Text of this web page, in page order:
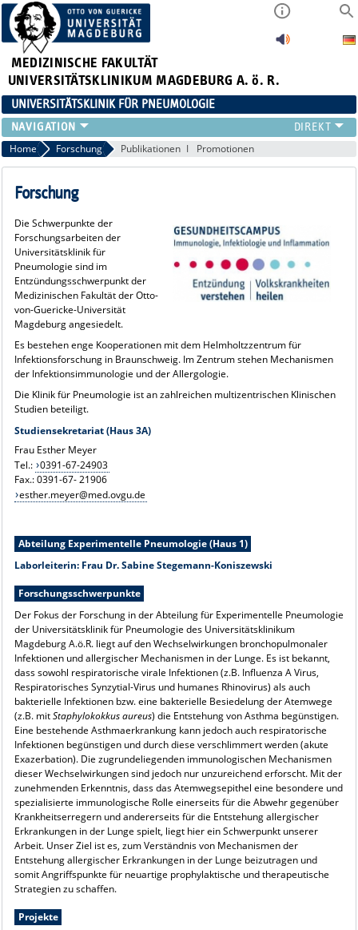
MEDIZINISCHE FAKULTÄT
UNIVERSITÄTSKLINIKUM MAGDEBURG A. ö. R.
UNIVERSITÄTSKLINIK FÜR PNEUMOLOGIE
KLINIK
STRUKTUR
TEAM
FORSCHUNG
LEHRE
NEWS
LINKS
Home Forschung Publikationen Promotionen
Forschung
Die Schwerpunkte der
Forschungsarbeiten der
Universitätsklinik für
Pneumologie sind im
Entzündungsschwerpunkt der
Medizinischen Fakultät der Otto-
von-Guericke-Universität
Magdeburg angesiedelt.
Es bestehen enge Kooperationen mit dem Helmholtzzentrum für
Infektionsforschung in Braunschweig. Im Zentrum stehen Mechanismen
der Infektionsimmunologie und der Allergologie.
Die Klinik für Pneumologie ist an zahlreichen multizentrischen Klinischen
Studien beteiligt.
Studiensekretariat (Haus 3A)
Frau Esther Meyer
Tel.: 0391-67-24903
Fax.: 0391-67- 21906
esther.meyer@med.ovgu.de
Abteilung Experimentelle Pneumologie (Haus 1)
Laborleiterin: Frau Dr. Sabine Stegemann-Koniszewski
Forschungsschwerpunkte
Der Fokus der Forschung in der Abteilung für Experimentelle Pneumologie
der Universitätsklinik für Pneumologie des Universitätsklinikum
Magdeburg A.ö.R. liegt auf den Wechselwirkungen bronchopulmonaler
Infektionen und allergischer Mechanismen in der Lunge. Es ist bekannt,
dass sowohl respiratorische virale Infektionen (z.B. Influenza A Virus,
Respiratorisches Synzytial-Virus und humanes Rhinovirus) als auch
bakterielle Infektionen bzw. eine bakterielle Besiedelung der Atemwege
(z.B. mitStaphylokokkus aureus) die Entstehung von Asthma begünstigen.
Eine bestehende Asthmaerkrankung kann jedoch auch respiratorische
Infektionen begünstigen und durch diese verschlimmert werden (akute
Exazerbation). Die zugrundeliegenden immunologischen Mechanismen
dieser Wechselwirkungen sind jedoch nur unzureichend erforscht. Mit der
zunehmenden Erkenntnis, dass das Atemwegsepithel eine besondere und
spezialisierte immunologische Rolle einerseits für die Abwehr gegenüber
Krankheitserregern und andererseits für die Entstehung allergischer
Erkrankungen in der Lunge spielt, liegt hier ein Schwerpunkt unserer
Arbeit. Unser Ziel ist es, zum Verständnis von Mechanismen der
Entstehung allergischer Erkrankungen in der Lunge beizutragen und
somit Angriffspunkte für neuartige prophylaktische und therapeutische
Strategien zu schaffen.
Projekte